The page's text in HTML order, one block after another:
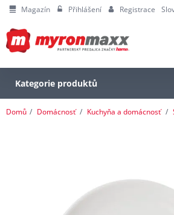
Magazín Přihlášení Registrace
Kategorie produktů
Domů Domácnosť Kuchyňa a domácnosť